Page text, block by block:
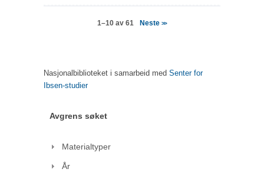
1–10 av 61 Neste>>
Nasjonalbiblioteket i samarbeid med Senter for
Ibsen-studier
Avgrens søket
Materialtyper
År